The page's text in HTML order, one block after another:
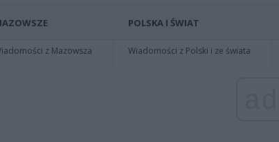
z Mazowsza
POLSKA I ŚWIAT
Wiadomości z Polski i ze świata